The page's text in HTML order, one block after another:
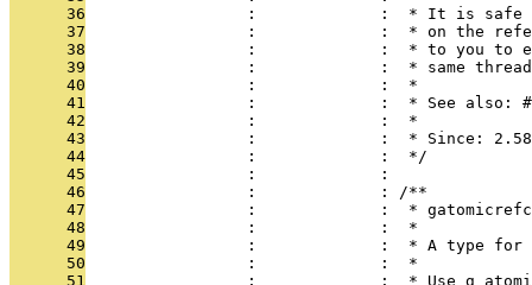
      36
:             :  * It is
      37
:             :  * on the
      38
:             :  * to you to
      39
:             :  * same
      40
                 :             :  *
      41
:             :  * See also:
      42
                 :             :  *
      43
                 :             :  * Since: 2.58
      44
                 :             :  */
      45
                 :             :
      46
                 :             : /**
      47
:             :  *
      48
                 :             :  *
      49
:             :  * A type
      50
                 :             :  *
      51
:             :  * Use